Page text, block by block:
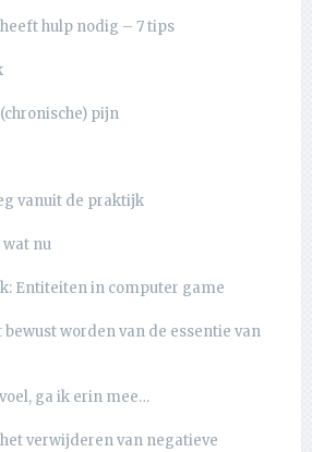
hulp nodig – 7 tips
pijn
vanuit de praktijk
wat nu
Entiteiten in computer game
worden van de essentie van
ga ik erin mee…
verwijderen van negatieve